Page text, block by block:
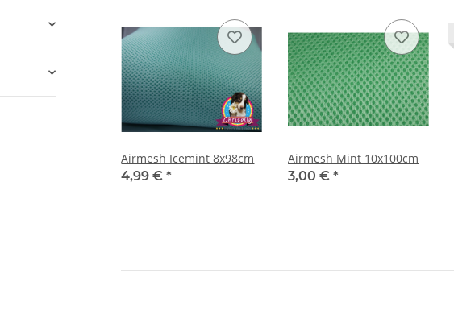
Airmesh Icemint 8x98cm
4,99 €*
Airmesh Mint 10x100cm
3,00 €*